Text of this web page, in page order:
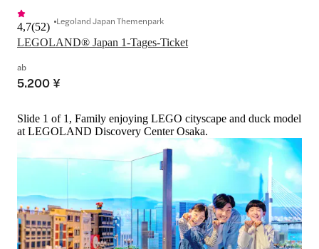
LEGOLAND® Japan 1-Tages-Ticket
4,7(52) Legoland Japan Themenpark
ab
5.200 ¥
Slide 1 of 1, Family enjoying LEGO cityscape and duck model
at LEGOLAND Discovery Center Osaka.